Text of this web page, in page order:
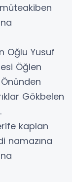
Oğlu Yusuf
Öğlen
Gökbelen
kaplan
namazına